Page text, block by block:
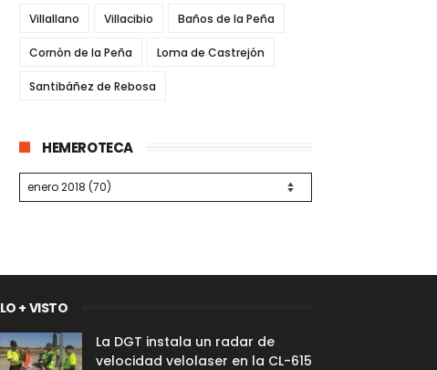
Villallano Villacibio Baños de la Peña
Cornón de la Peña Loma de Castrejón
Santibáñez de Rebosa
HEMEROTECA
LO + VISTO
La DGT instala un radar de
velocidad velolaser en la CL-615